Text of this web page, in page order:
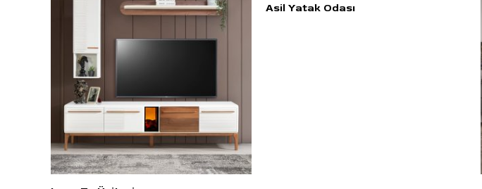
Asil Yatak Odası